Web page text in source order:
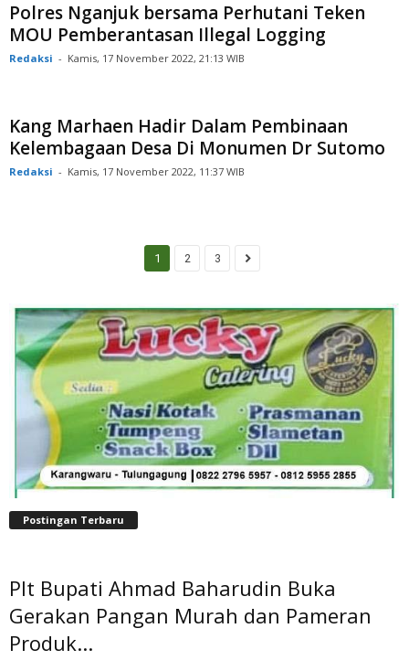
Polres Nganjuk bersama Perhutani Teken
MOU Pemberantasan Illegal Logging
Redaksi - Kamis, 17 November 2022, 21:13 WIB
Kang Marhaen Hadir Dalam Pembinaan
Kelembagaan Desa Di Monumen Dr Sutomo
Redaksi - Kamis, 17 November 2022, 11:37 WIB
1 2 3
Postingan Terbaru
Plt Bupati Ahmad Baharudin Buka
Gerakan Pangan Murah dan Pameran
Produk...